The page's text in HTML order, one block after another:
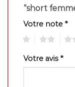
“short
Votre note *
Votre avis*